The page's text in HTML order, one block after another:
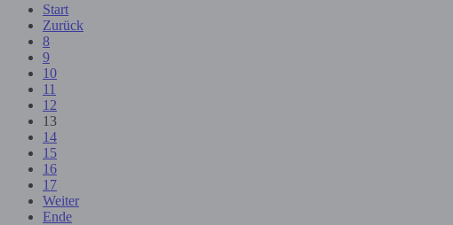
Start
Zurück
8
9
10
11
12
13
14
15
16
17
Weiter
Ende